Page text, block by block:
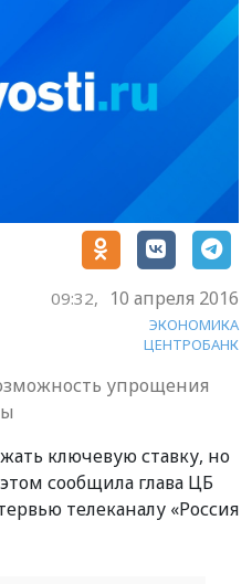
09:32, 10 апреля 2016
ЭКОНОМИКА
ЦЕНТРОБАНК
упрощения
ключевую ставку, но
сообщила глава ЦБ
телеканалу «Россия